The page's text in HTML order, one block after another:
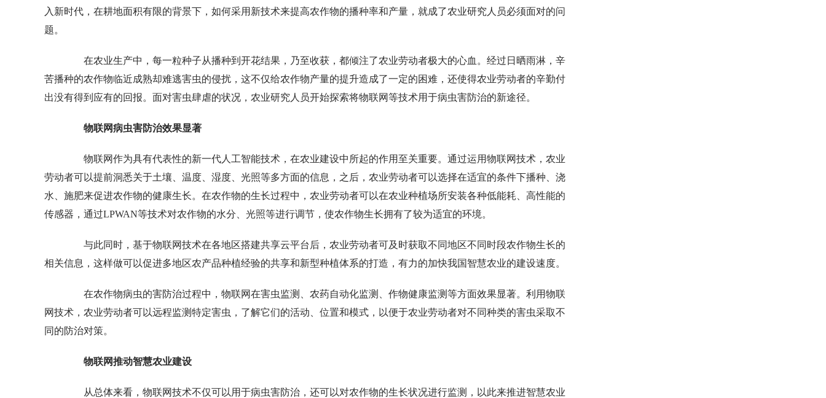
入新时代，在耕地面积有限的背景下，如何采用新技术来提高农作物的播种率和产量，就成了农业研究人员必须面对的问
题。
在农业生产中，每一粒种子从播种到开花结果，乃至收获，都倾注了农业劳动者极大的心血。经过日晒雨淋，辛
苦播种的农作物临近成熟却难逃害虫的侵扰，这不仅给农作物产量的提升造成了一定的困难，还使得农业劳动者的辛勤付
出没有得到应有的回报。面对害虫肆虐的状况，农业研究人员开始探索将物联网等技术用于病虫害防治的新途径。
物联网病虫害防治效果显著
物联网作为具有代表性的新一代人工智能技术，在农业建设中所起的作用至关重要。通过运用物联网技术，农业
劳动者可以提前洞悉关于土壤、温度、湿度、光照等多方面的信息，之后，农业劳动者可以选择在适宜的条件下播种、浇
水、施肥来促进农作物的健康生长。在农作物的生长过程中，农业劳动者可以在农业种植场所安装各种低能耗、高性能的
传感器，通过LPWAN等技术对农作物的水分、光照等进行调节，使农作物生长拥有了较为适宜的环境。
与此同时，基于物联网技术在各地区搭建共享云平台后，农业劳动者可及时获取不同地区不同时段农作物生长的
相关信息，这样做可以促进多地区农产品种植经验的共享和新型种植体系的打造，有力的加快我国智慧农业的建设速度。
在农作物病虫的害防治过程中，物联网在害虫监测、农药自动化监测、作物健康监测等方面效果显著。利用物联
网技术，农业劳动者可以远程监测特定害虫，了解它们的活动、位置和模式，以便于农业劳动者对不同种类的害虫采取不
同的防治对策。
物联网推动智慧农业建设
从总体来看，物联网技术不仅可以用于病虫害防治，还可以对农作物的生长状况进行监测，以此来推进智慧农业